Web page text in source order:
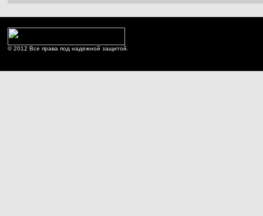
© 2012 Все права под надежной защитой.